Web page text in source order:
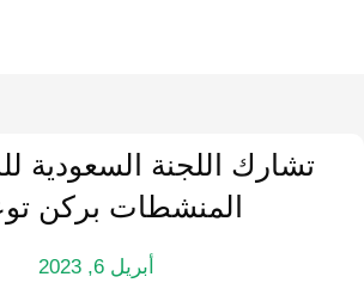
تشارك اللجنة السعودية
المنشطات بركن
أبريل 6, 2023